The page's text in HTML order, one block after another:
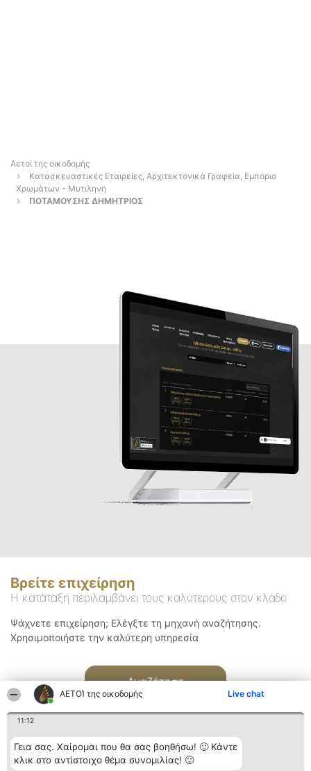
ΑΕΤΟΊ της οικοδομής Live chat
11:12
Γεια σας. Χαίρομαι που θα σας βοηθήσω! 🙂 Κάντε
κλικ στο αντίστοιχο θέμα συνομιλίας! 🙂
Αετοί της οικοδομής
Κατασκευαστικές Εταιρείες, Αρχιτεκτονικά Γραφεία, Εμπόριο
Χρωμάτων - Μυτιληνη
ΠΟΤΑΜΟΥΣΗΣ ΔΗΜΗΤΡΙΟΣ
Βρείτε επιχείρηση
Η κατάταξη περιλαμβάνει τους καλύτερους στον κλάδο
Ψάχνετε επιχείρηση; Ελέγξτε τη μηχανή αναζήτησης.
Χρησιμοποιήστε την καλύτερη υπηρεσία
Αναζήτηση